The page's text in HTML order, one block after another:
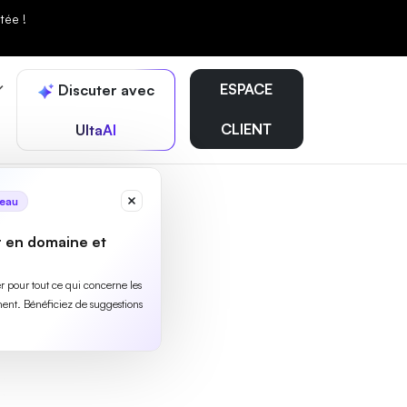
!
Discuter avec
UltaAI
domaine et
pour tout ce qui concerne les
Bénéficiez de suggestions
ESPACE
CLIENT